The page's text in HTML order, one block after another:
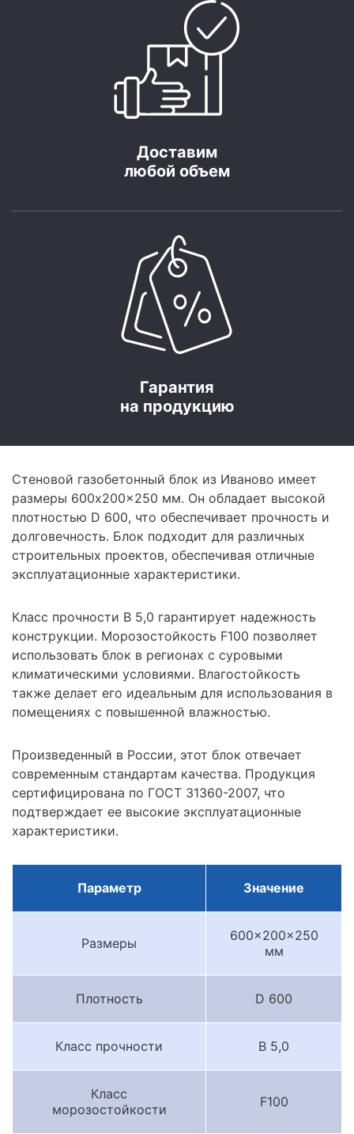
Доставим
любой объем
Гарантия
на продукцию
Стеновой газобетонный блок из Иваново имеет
размеры 600x200x250 мм. Он обладает высокой
плотностью D 600, что обеспечивает прочность и
долговечность. Блок подходит для различных
строительных проектов, обеспечивая отличные
эксплуатационные характеристики.
Класс прочности B 5,0 гарантирует надежность
конструкции. Морозостойкость F100 позволяет
использовать блок в регионах с суровыми
климатическими условиями. Влагостойкость
также делает его идеальным для использования в
помещениях с повышенной влажностью.
Произведенный в России, этот блок отвечает
современным стандартам качества. Продукция
сертифицирована по ГОСТ 31360-2007, что
подтверждает ее высокие эксплуатационные
характеристики.
Параметр Значение
Размеры
600x200x250
мм
Плотность D 600
Класс прочности B 5,0
Класс
морозостойкости
F100